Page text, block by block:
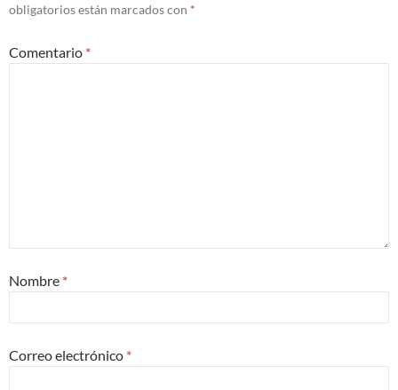
obligatorios están marcados con *
Comentario *
Nombre *
Correo electrónico *